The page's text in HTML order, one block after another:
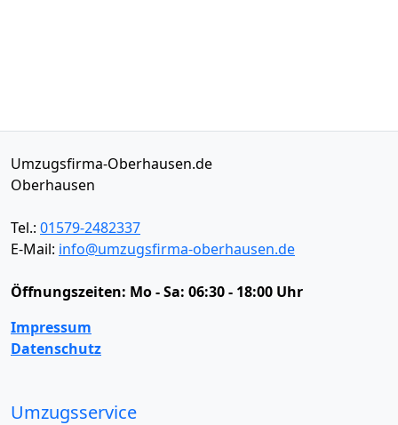
Umzugsfirma-Oberhausen.de
Oberhausen
Tel.: 01579-2482337
E-Mail: info@umzugsfirma-oberhausen.de
Öffnungszeiten: Mo - Sa: 06:30 - 18:00 Uhr
Impressum
Datenschutz
Umzugsservice